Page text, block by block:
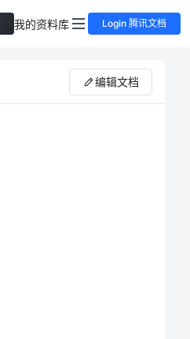
我的资料库 Login 腾讯文档
编辑文档